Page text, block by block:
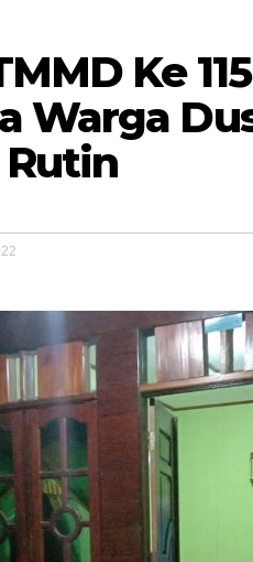
Ke
Warga
Rutin